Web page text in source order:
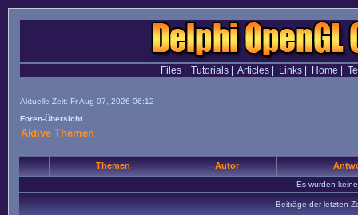
Files| Tutorials| Articles| Links| Home
Aktuelle Zeit: Fr Aug 07, 2026 06:12
Foren-Übersicht
Aktive Themen
Themen Autor
Es wurden
Beiträge der letzten